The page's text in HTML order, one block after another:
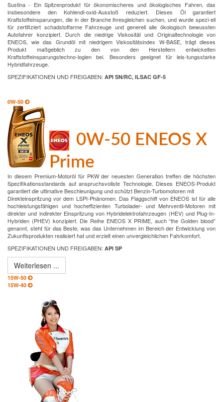
Sustina - Ein Spitzenprodukt für ökonomischeres und ökologisches Fahren, das
insbesondere den Kohlendi-oxid-Ausstoß reduziert. Dieses Öl garantiert
Kraftstoffeinsparungen, die in der Branche ihresgleichen suchen, und wurde spezi-ell
für zertifiziert schadstoffarme Fahrzeuge und generell alle ökologisch bewussten
Autofahrer konzipiert. Durch die niedrige Viskosität und Originaltechnologie von
ENEOS, wie das Grundöl mit niedrigem Viskositätsindex W-BASE, trägt dieses
Produkt maßgeblich zu den von den Herstellern entwickelten
Kraftstoffeinsparungstechno-logien bei. Besonders geeignet für leis-tungsstarke
Hybridfahrzeuge.
SPEZIFIKATIONEN UND FREIGABEN: API SN/RC, ILSAC GF-5
0W-50
0W-50 ENEOS X
Prime
In diesem Premium-Motoröl für PKW der neuesten Generation treffen die höchsten
Spezifikationsstandards auf anspruchsvollste Technologie. Dieses ENEOS-Produkt
garantiert die ultimative Beschleunigung und schützt Benzin-Turbomotoren mit
Direkteinspritzung vor dem LSPI-Phänomen. Das Flaggschiff von ENEOS ist für alle
hochleistungsfähigen und hocheffizienten Turbolader- und Mehrventil-Motoren mit
direkter und indirekter Einspritzung von Hybridelektrofahrzeugen (HEV) und Plug-In-
Hybriden (PHEV) konzipiert. Die Reihe ENEOS X PRIME, auch “the Golden blood”
genannt, steht für das Beste, was das Unternehmen im Bereich der Entwicklung von
Zukunftsprodukten realisiert hat und erzielt einen unvergleichlichen Fahrkomfort.
SPEZIFIKATIONEN UND FREIGABEN: API SP
Weiterlesen ...
15W-50
15W-40